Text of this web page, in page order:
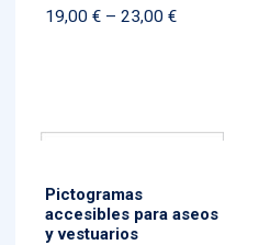
19,00€ – 23,00€Price
Pictogramas
accesibles para aseos
y vestuarios